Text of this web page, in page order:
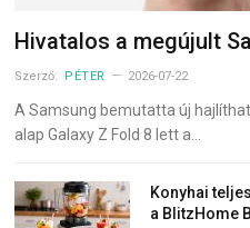
Hivatalos a megújult
Szerző: PÉTER 2026-07-22
A Samsung bemutatta új
alap Galaxy Z Fold 8 lett a…
Konyhai
a BlitzHome